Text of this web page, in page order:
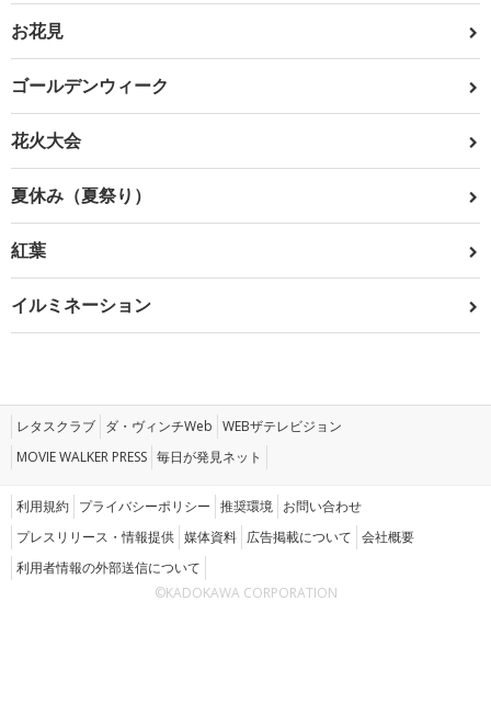
お花見
ゴールデンウィーク
花火大会
夏休み（夏祭り）
紅葉
イルミネーション
レタスクラブ ダ・ヴィンチWeb WEBザテレビジョン
MOVIE WALKER PRESS 毎日が発見ネット
利用規約 プライバシーポリシー 推奨環境 お問い合わせ
プレスリリース・情報提供 媒体資料 広告掲載について 会社概要
利用者情報の外部送信について
©KADOKAWA CORPORATION